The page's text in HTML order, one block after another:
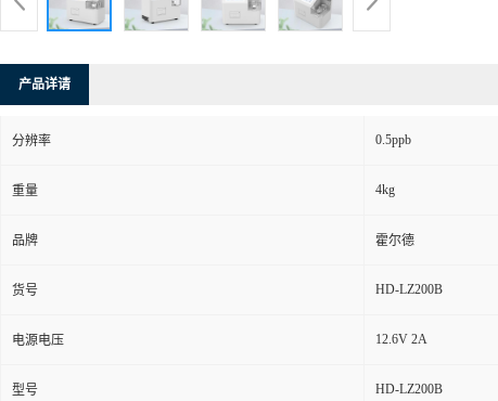
产品详请
分辨率 0.5ppb
重量 4kg
品牌 霍尔德
货号 HD-LZ200B
电源电压 12.6V 2A
型号 HD-LZ200B